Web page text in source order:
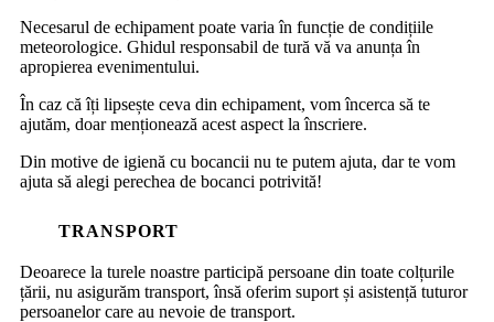
Necesarul de echipament poate varia în funcție de condițiile
meteorologice. Ghidul responsabil de tură vă va anunța în
apropierea evenimentului.
În caz că îți lipsește ceva din echipament, vom încerca să te
ajutăm, doar menționează acest aspect la înscriere.
Din motive de igienă cu bocancii nu te putem ajuta, dar te vom
ajuta să alegi perechea de bocanci potrivită!
TRANSPORT
Deoarece la turele noastre participă persoane din toate colțurile
țării, nu asigurăm transport, însă oferim suport și asistență tuturor
persoanelor care au nevoie de transport.